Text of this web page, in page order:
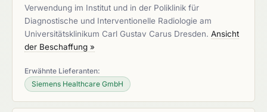
Verwendung im Institut und in der Poliklinik für
Diagnostische und Interventionelle Radiologie am
Universitätsklinikum Carl Gustav Carus Dresden. Ansicht
der Beschaffung »
Erwähnte Lieferanten:
Siemens Healthcare GmbH